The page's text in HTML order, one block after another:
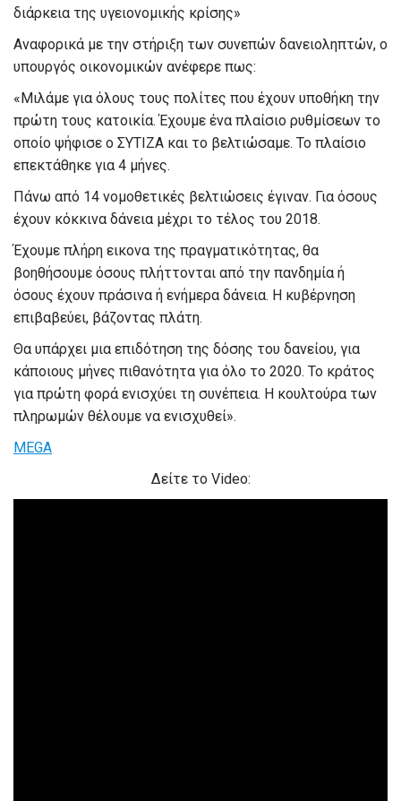
διάρκεια της υγειονομικής κρίσης»
Αναφορικά με την στήριξη των συνεπών δανειοληπτών, ο
υπουργός οικονομικών ανέφερε πως:
«Μιλάμε για όλους τους πολίτες που έχουν υποθήκη την
πρώτη τους κατοικία. Έχουμε ένα πλαίσιο ρυθμίσεων το
οποίο ψήφισε ο ΣΥΤΙΖΑ και το βελτιώσαμε. Το πλαίσιο
επεκτάθηκε για 4 μήνες.
Πάνω από 14 νομοθετικές βελτιώσεις έγιναν. Για όσους
έχουν κόκκινα δάνεια μέχρι το τέλος του 2018.
Έχουμε πλήρη εικονα της πραγματικότητας, θα
βοηθήσουμε όσους πλήττονται από την πανδημία ή
όσους έχουν πράσινα ή ενήμερα δάνεια. Η κυβέρνηση
επιβαβεύει, βάζοντας πλάτη.
Θα υπάρχει μια επιδότηση της δόσης του δανείου, για
κάποιους μήνες πιθανότητα για όλο το 2020. Το κράτος
για πρώτη φορά ενισχύει τη συνέπεια. Η κουλτούρα των
πληρωμών θέλουμε να ενισχυθεί».
MEGA
Δείτε το Video: